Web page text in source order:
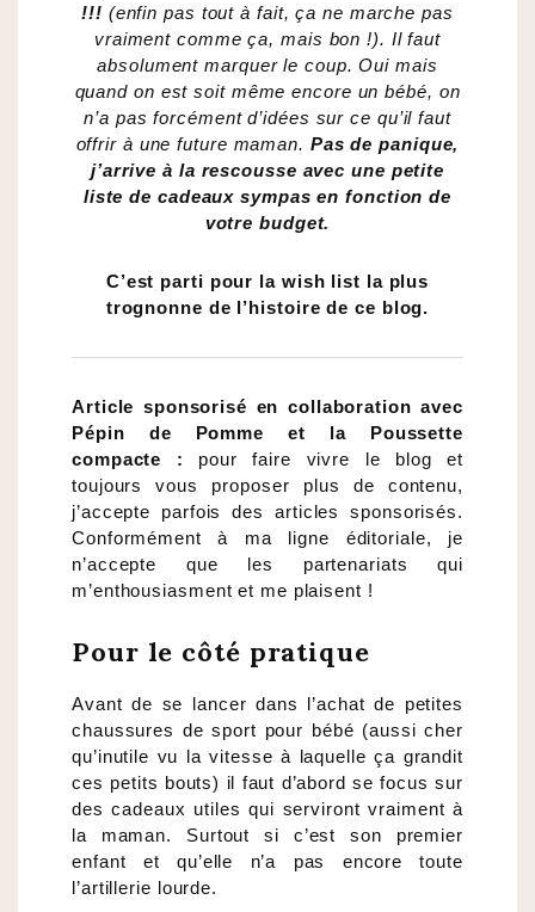
!!! (enfin pas tout à fait, ça ne marche pas
vraiment comme ça, mais bon !). Il faut
absolument marquer le coup. Oui mais
quand on est soit même encore un bébé, on
n’a pas forcément d’idées sur ce qu’il faut
offrir à une future maman. Pas de panique,
j’arrive à la rescousse avec une petite
liste de cadeaux sympas en fonction de
votre budget.
C’est parti pour la wish list la plus
trognonne de l’histoire de ce blog.
Article sponsorisé en collaboration avec
Pépin de Pomme et la Poussette
compacte : pour faire vivre le blog et
toujours vous proposer plus de contenu,
j’accepte parfois des articles sponsorisés.
Conformément à ma ligne éditoriale, je
n’accepte que les partenariats qui
m’enthousiasment et me plaisent !
Pour le côté pratique
Avant de se lancer dans l’achat de petites
chaussures de sport pour bébé (aussi cher
qu’inutile vu la vitesse à laquelle ça grandit
ces petits bouts) il faut d’abord se focus sur
des cadeaux utiles qui serviront vraiment à
la maman. Surtout si c’est son premier
enfant et qu’elle n’a pas encore toute
l’artillerie lourde.